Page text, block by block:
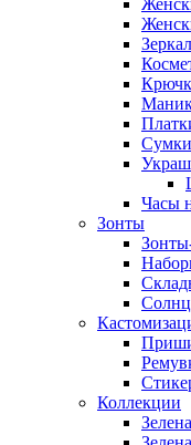
Часы
Зонты
Коллекции